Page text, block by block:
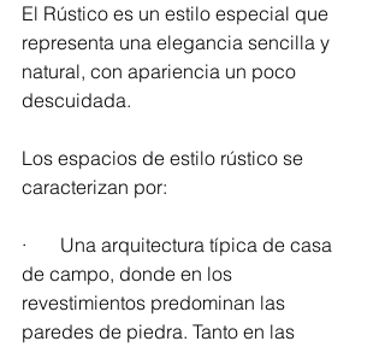
El Rústico es un estilo especial que
representa una elegancia sencilla y
natural, con apariencia un poco
descuidada.
Los espacios de estilo rústico se
caracterizan por:
·       Una arquitectura típica de casa
de campo, donde en los
revestimientos predominan las
paredes de piedra. Tanto en las